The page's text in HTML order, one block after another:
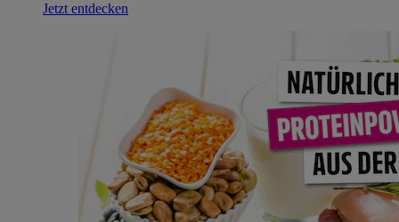
Jetzt entdecken